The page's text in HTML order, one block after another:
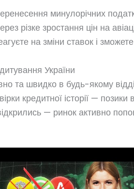
минулорічних
різке зростання цін на
на зміни ставок і
України
та швидко в будь-якому
кредитної історії —
— ринок активно